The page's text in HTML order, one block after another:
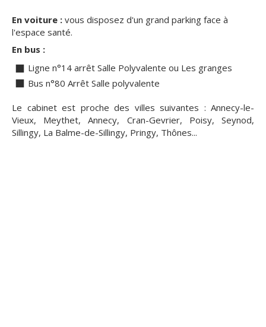
En voiture : vous disposez d'un grand parking face à
l'espace santé.
En bus :
Ligne n°14 arrêt Salle Polyvalente ou Les granges
Bus n°80 Arrêt Salle polyvalente
Le cabinet est proche des villes suivantes : Annecy-le-
Vieux, Meythet, Annecy, Cran-Gevrier, Poisy, Seynod,
Sillingy, La Balme-de-Sillingy, Pringy, Thônes...